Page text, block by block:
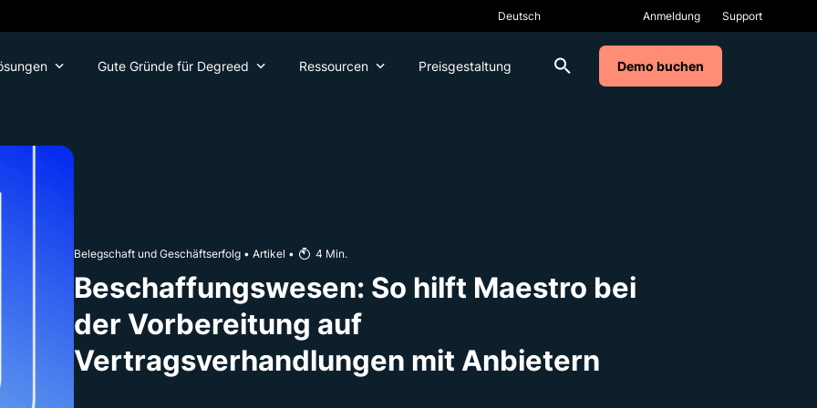
Anmeldung Support
Gute Gründe für Degreed Ressourcen Preisgestaltung Demo buchen
Belegschaft und Geschäftserfolg • Artikel • 4 Min.
Beschaffungswesen: So hilft Maestro bei
der Vorbereitung auf
Vertragsverhandlungen mit Anbietern